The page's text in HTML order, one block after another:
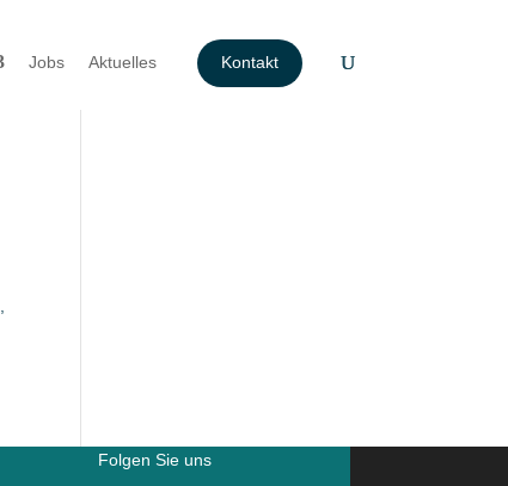
Jobs Aktuelles Kontakt
Folgen Sie uns